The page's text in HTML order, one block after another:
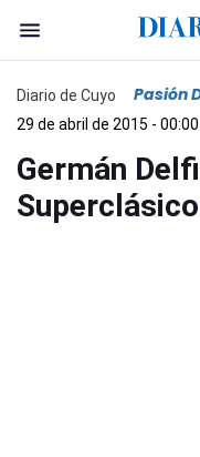
Diario de Cuyo Pasión
29 de abril de 2015 - 00:00
Germán